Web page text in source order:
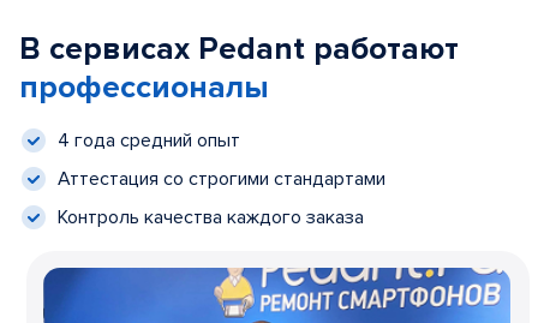
В сервисах Pedant работают
профессионалы
4 года средний опыт
Аттестация со строгими стандартами
Контроль качества каждого заказа